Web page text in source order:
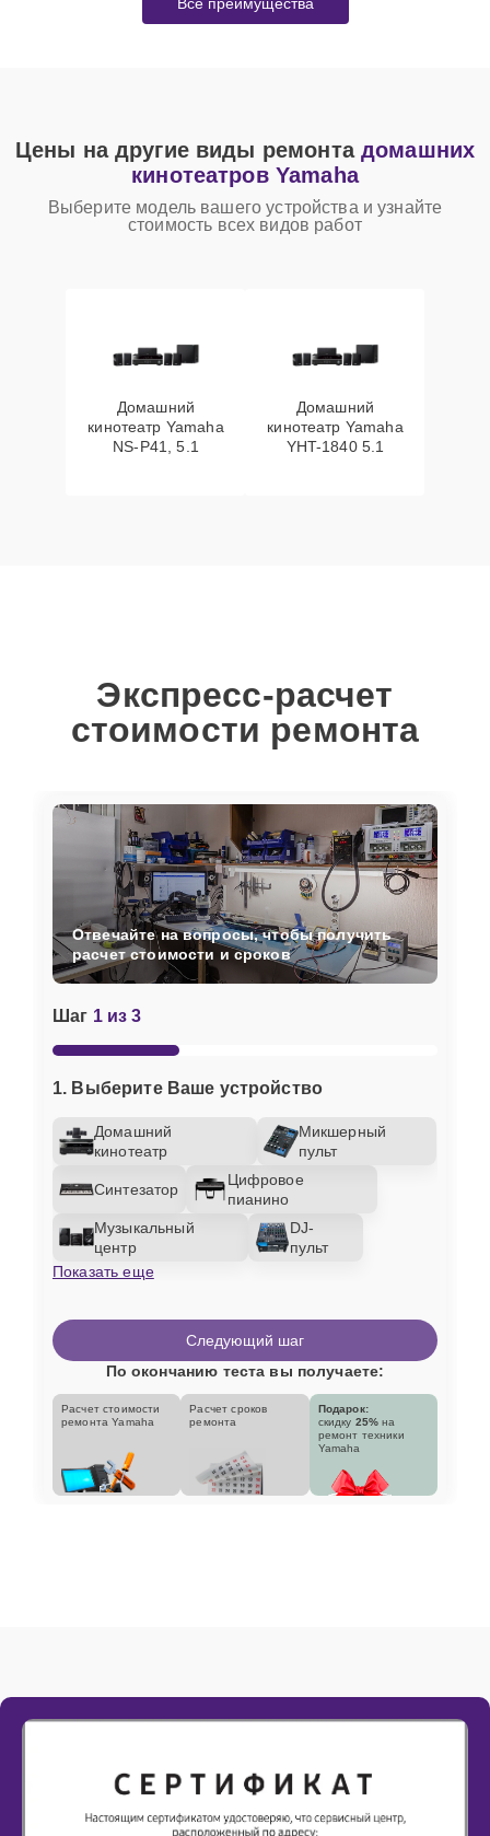
Цены на другие виды ремонта домашних
кинотеатров Yamaha
Выберите модель вашего устройства и узнайте
стоимость всех видов работ
Домашний
кинотеатр Yamaha
NS-P41, 5.1
Домашний
кинотеатр Yamaha
YHT-1840 5.1
Экспресс-расчет
стоимости ремонта
Шаг 1 из 3
1. Выберите Ваше устройство
Домашний
кинотеатр
Микшерный
пульт
Синтезатор
Цифровое
пианино
Музыкальный
центр
DJ-
пульт
Показать еще
Отвечайте на вопросы, чтобы получить
расчет стоимости и сроков
Следующий шаг
По окончанию теста вы получаете:
Расчет стоимости
ремонта Yamaha
Расчет сроков
ремонта
Подарок:
скидку 25% на
ремонт техники
Yamaha